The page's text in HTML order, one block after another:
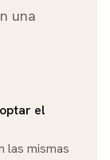
una
el
las mismas